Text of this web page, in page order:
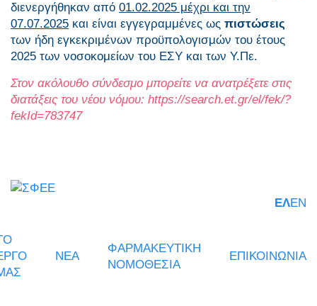
διενεργήθηκαν από 01.02.2025 μέχρι και την
07.07.2025 και είναι εγγεγραμμένες ως πιστώσεις
των ήδη εγκεκριμένων προϋπολογισμών του έτους
2025 των νοσοκομείων του ΕΣΥ και των Υ.Πε.
Στον ακόλουθο σύνδεσμο μπορείτε να ανατρέξετε στις
διατάξεις του νέου νόμου: https://search.et.gr/el/fek/?
fekId=783747
ΕΛEN
ΝΕΑ
ΦΑΡΜΑΚΕΥΤΙΚΗ
ΝΟΜΟΘΕΣΙΑ
ΕΠΙΚΟΙΝΩΝΙΑ